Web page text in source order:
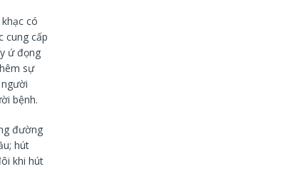
có
cung cấp
ứ đọng
sự
bệnh.
đường
hút
khi hút